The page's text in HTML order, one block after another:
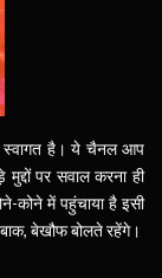
है। ये चैनल आप
पर सवाल करना ही
कोने में पहुंचाया है इसी
बेखौफ बोलते रहेंगे।